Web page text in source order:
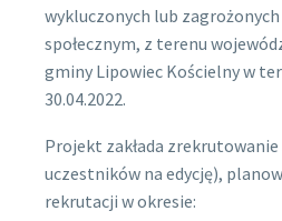
wykluczonych lub
społecznym, z terenu
gminy Lipowiec Kościelny w
30.04.2022.
Projekt zakłada
uczestników na edycję),
rekrutacji w okresie: